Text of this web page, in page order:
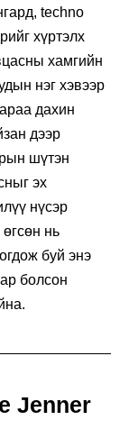
techno
хүртэлх
хамгийн
нэг хэвээр
дахин
дээр
шүтэн
эх
нүсэр
нь
буй энэ
болсон
Jenner